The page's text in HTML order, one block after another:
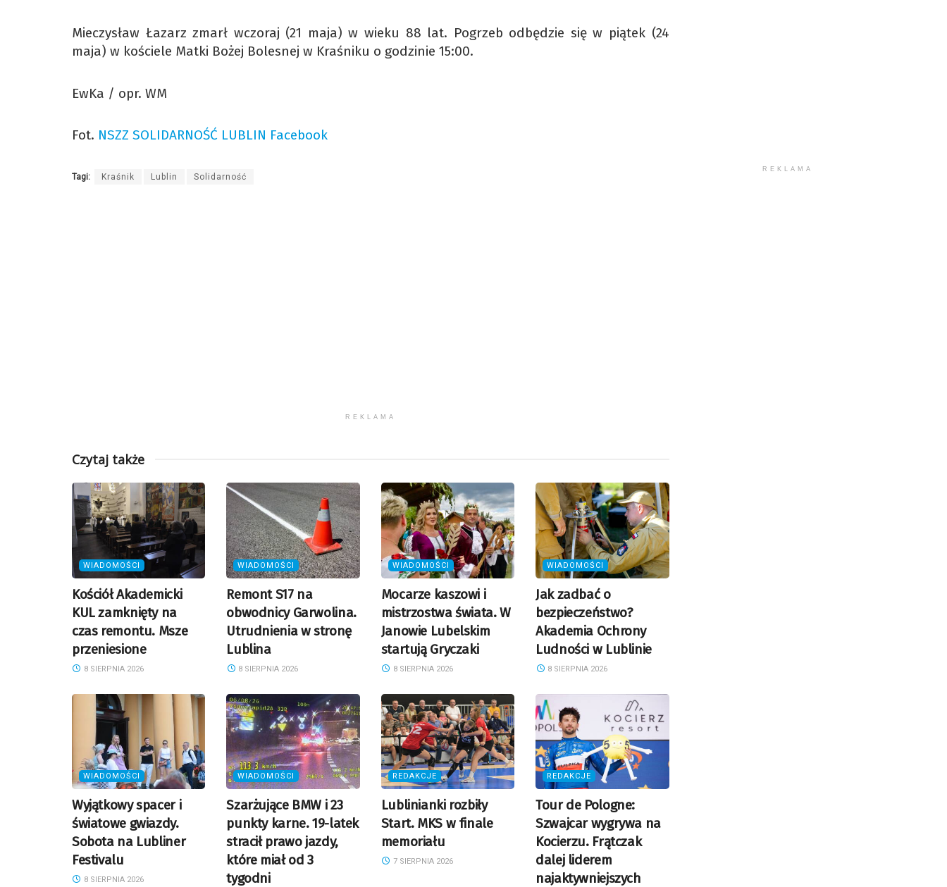
Mieczysław Łazarz zmarł wczoraj (21 maja) w wieku 88 lat. Pogrzeb odbędzie się w piątek (24
maja) w kościele Matki Bożej Bolesnej w Kraśniku o godzinie 15:00.
EwKa / opr. WM
Fot. NSZZ SOLIDARNOŚĆ LUBLIN Facebook
Tagi: Kraśnik Lublin Solidarność
REKLAMA
Czytaj także
WIADOMOŚCI
Kościół Akademicki
KUL zamknięty na
czas remontu. Msze
przeniesione
8 SIERPNIA 2026
WIADOMOŚCI
Remont S17 na
obwodnicy Garwolina.
Utrudnienia w stronę
Lublina
8 SIERPNIA 2026
WIADOMOŚCI
Mocarze kaszowi i
mistrzostwa świata. W
Janowie Lubelskim
startują Gryczaki
8 SIERPNIA 2026
WIADOMOŚCI
Jak zadbać o
bezpieczeństwo?
Akademia Ochrony
Ludności w Lublinie
8 SIERPNIA 2026
WIADOMOŚCI
Wyjątkowy spacer i
światowe gwiazdy.
Sobota na Lubliner
Festivalu
8 SIERPNIA 2026
WIADOMOŚCI
Szarżujące BMW i 23
punkty karne. 19-latek
stracił prawo jazdy,
które miał od 3
tygodni
REDAKCJE
Lublinianki rozbiły
Start. MKS w finale
memoriału
7 SIERPNIA 2026
REDAKCJE
Tour de Pologne:
Szwajcar wygrywa na
Kocierzu. Frątczak
dalej liderem
najaktywniejszych
REKLAMA